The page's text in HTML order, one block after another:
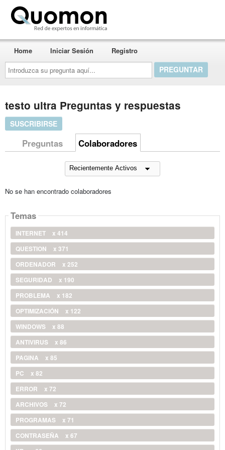
Introduzca
su
pregunta
aquí...
Home Iniciar Sesión Registro
testo ultra Preguntas y respuestas
SUSCRIBIRSE
Preguntas Colaboradores
No se han encontrado colaboradores
Temas
INTERNET
x 414
QUESTION
x 371
ORDENADOR
x 252
SEGURIDAD
x 190
PROBLEMA
x 182
OPTIMIZACIÓN
x 122
WINDOWS
x 88
ANTIVIRUS
x 86
PAGINA
x 85
PC
x 82
ERROR
x 72
ARCHIVOS
x 72
PROGRAMAS
x 71
CONTRASEÑA
x 67